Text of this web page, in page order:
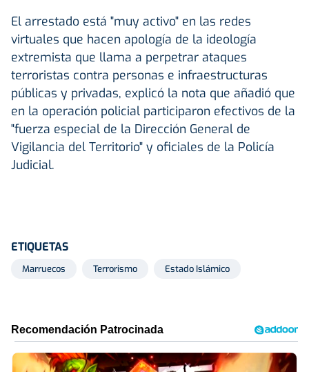
El arrestado está "muy activo" en las redes
virtuales que hacen apología de la ideología
extremista que llama a perpetrar ataques
terroristas contra personas e infraestructuras
públicas y privadas, explicó la nota que añadió que
en la operación policial participaron efectivos de la
"fuerza especial de la Dirección General de
Vigilancia del Territorio" y oficiales de la Policía
Judicial.
ETIQUETAS
Marruecos Terrorismo Estado Islámico